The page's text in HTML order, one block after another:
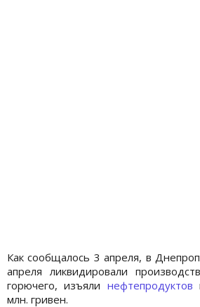
Как сообщалось 3 апреля, в
апреля ликвидировали
горючего, изъяли нефтепродуктов
млн. гривен.